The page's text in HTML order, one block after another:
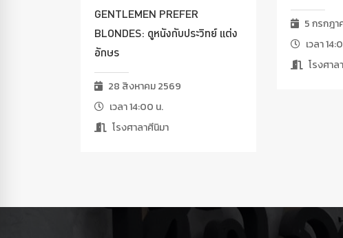
GENTLEMEN PREFER
BLONDES: ดูหนังกับประวิทย์ แต่ง
อักษร
28 สิงหาคม 2569
เวลา 14:00 น.
โรงศาลาศีนิมา
5 กรกฎ
เวลา
โรงศาล